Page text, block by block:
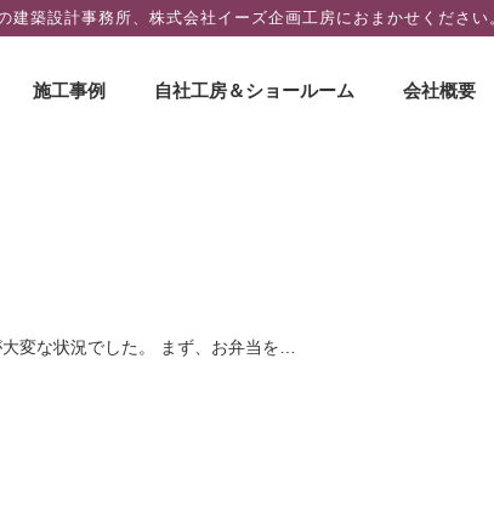
築設計事務所、株式会社イーズ企画工房におまかせください
施工事例 自社工房＆ショールーム 会社概要
変な状況でした。 まず、お弁当を…